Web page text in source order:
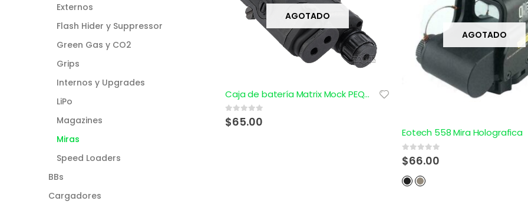
AGOTADO
Caja de batería Matrix Mock PEQ-15 LA-5 con láser verde
0out of 5
$65.00
AGOTADO
Eotech 558 Mira Holografica
0out of 5
$66.00
Externos
Flash Hider y Suppressor
Green Gas y CO2
Grips
Internos y Upgrades
LiPo
Magazines
Miras
Speed Loaders
BBs
Cargadores